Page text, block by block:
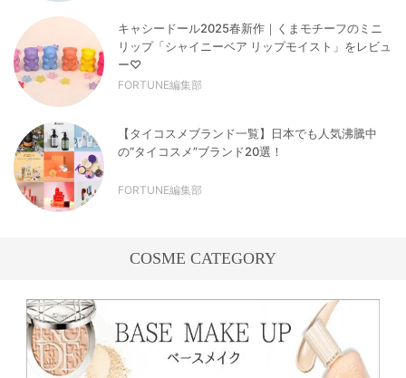
キャシードール2025春新作｜くまモチーフのミニ
リップ「シャイニーベア リップモイスト」をレビュ
ー♡
FORTUNE編集部
【タイコスメブランド一覧】日本でも人気沸騰中
の“タイコスメ”ブランド20選！
FORTUNE編集部
COSME CATEGORY